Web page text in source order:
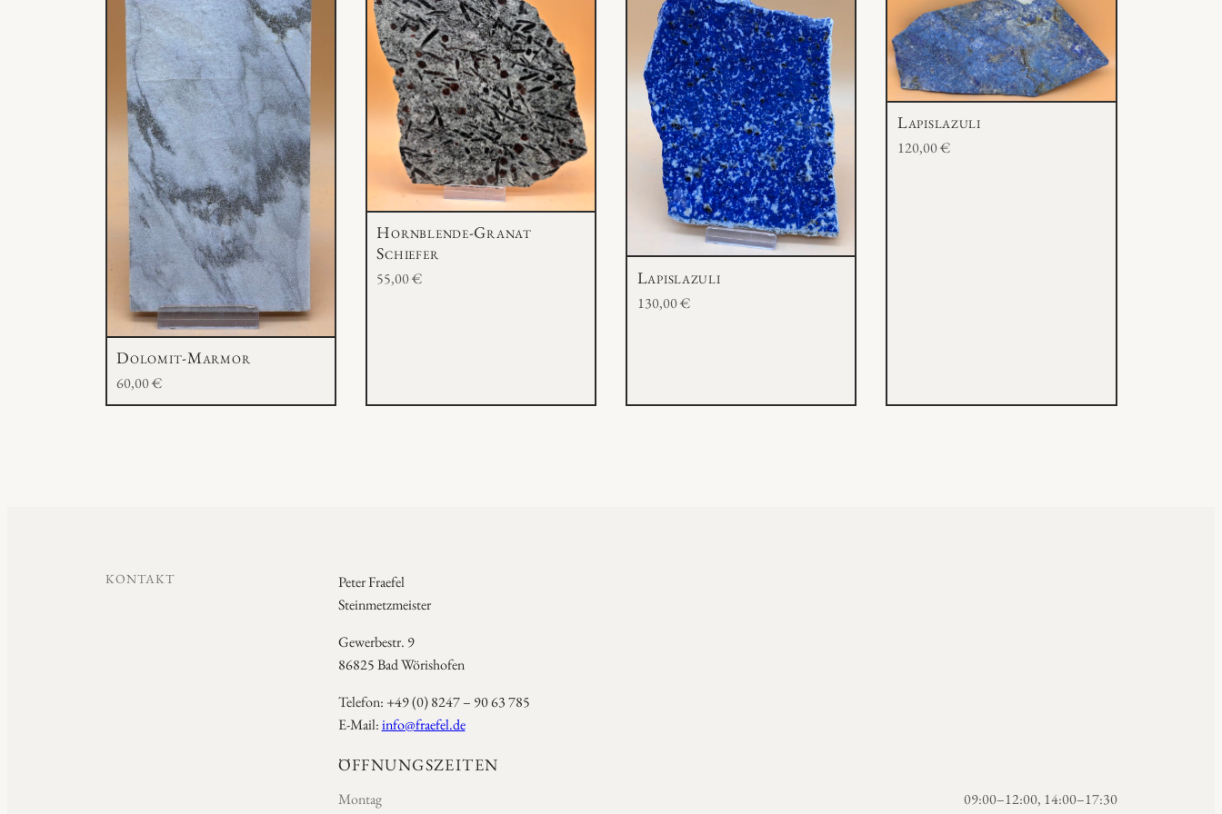
n
g
e
Dolomit-Marmor
60,00€
Hornblende-Granat
Schiefer
55,00€ Lapislazuli
130,00€
Lapislazuli
120,00€
KONTAKT
Peter Fraefel
Steinmetzmeister
Gewerbestr. 9
86825 Bad Wörishofen
Telefon: +49 (0) 8247 – 90 63 785
E-Mail:info@fraefel.de
ÖFFNUNGSZEITEN
Montag 09:00–12:00, 14:00–17:30